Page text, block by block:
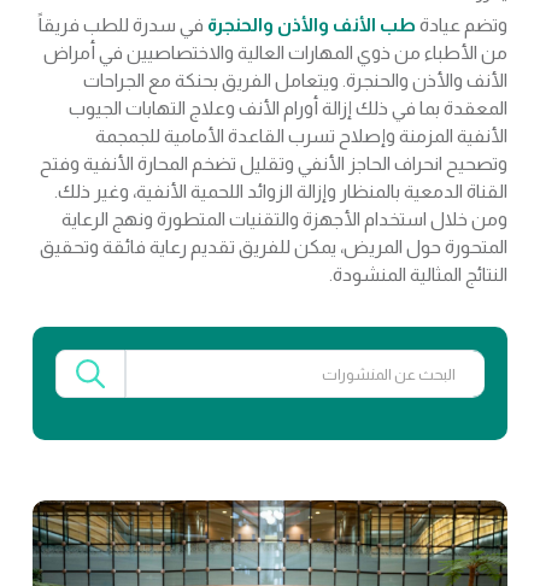
وتضم عيادة طب الأنف والأذن والحنجرة في سدرة للطب فريقاً
من الأطباء من ذوي المهارات العالية والاختصاصيين في أمراض
الأنف والأذن والحنجرة. ويتعامل الفريق بحنكة مع الجراحات
المعقدة بما في ذلك إزالة أورام الأنف وعلاج التهابات الجيوب
الأنفية المزمنة وإصلاح تسرب القاعدة الأمامية للجمجمة
وتصحيح انحراف الحاجز الأنفي وتقليل تضخم المحارة الأنفية وفتح
القناة الدمعية بالمنظار وإزالة الزوائد اللحمية الأنفية، وغير ذلك.
ومن خلال استخدام الأجهزة والتقنيات المتطورة ونهج الرعاية
المتحورة حول المريض، يمكن للفريق تقديم رعاية فائقة وتحقيق
النتائج المثالية المنشودة.